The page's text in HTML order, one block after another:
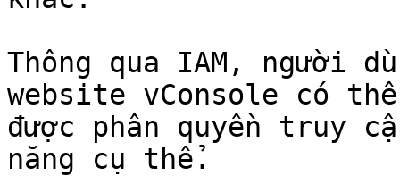
Thông qua IAM, người
website vConsole có
được phân quyền truy
năng cụ thể.